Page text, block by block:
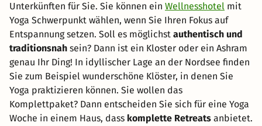
Unterkünften für Sie. Sie können ein Wellnesshotel mit
Yoga Schwerpunkt wählen, wenn Sie Ihren Fokus auf
Entspannung setzen. Soll es möglichst authentisch und
traditionsnah sein? Dann ist ein Kloster oder ein Ashram
genau Ihr Ding! In idyllischer Lage an der Nordsee finden
Sie zum Beispiel wunderschöne Klöster, in denen Sie
Yoga praktizieren können. Sie wollen das
Komplettpaket? Dann entscheiden Sie sich für eine Yoga
Woche in einem Haus, dass komplette Retreats anbietet.